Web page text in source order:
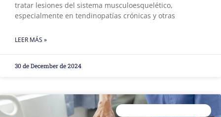
tratar lesiones del sistema musculoesquelético,
especialmente en tendinopatías crónicas y otras
LEER MÁS »
30 de December de 2024